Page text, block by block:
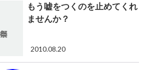
もう嘘をつくのを止めてくれ
ませんか？
2010.08.20